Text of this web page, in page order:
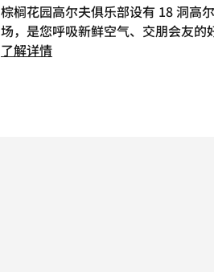
棕榈花园高尔夫俱乐部设有 18 洞高
场，是您呼吸新鲜空气、交朋会友的
了解详情